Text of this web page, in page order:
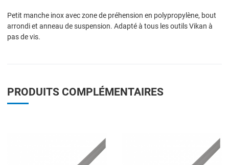
Petit manche inox avec zone de préhension en polypropylène, bout
arrondi et anneau de suspension. Adapté à tous les outils Vikan à
pas de vis.
PRODUITS COMPLÉMENTAIRES